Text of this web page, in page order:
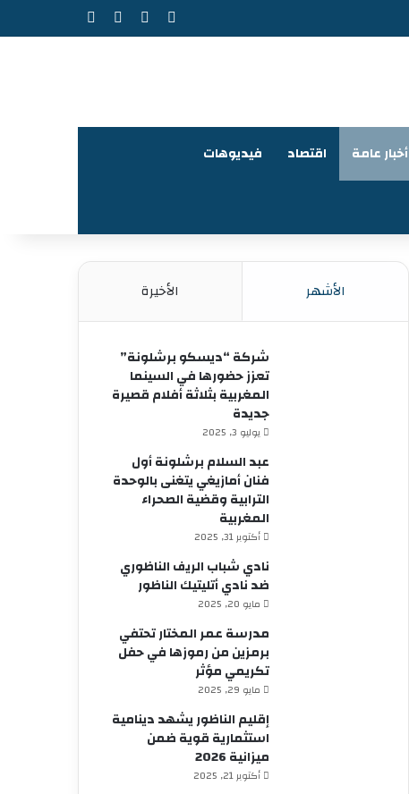
فيسبوك ‫YouTube
أخبار عامة اقتصاد فيديوهات
الأشهر الأخيرة
شركة “ديسكو برشلونة”
تعزز حضورها في السينما
المغربية بثلاثة أفلام قصيرة
جديدة
يوليو 3, 2025
عبد السلام برشلونة أول
فنان أمازيغي يتغنى بالوحدة
الترابية وقضية الصحراء
المغربية
أكتوبر 31, 2025
نادي شباب الريف الناظوري
ضد نادي أتليتيك الناظور
مايو 20, 2025
مدرسة عمر المختار تحتفي
برمزين من رموزها في حفل
تكريمي مؤثر
مايو 29, 2025
إقليم الناظور يشهد دينامية
استثمارية قوية ضمن
ميزانية 2026
أكتوبر 21, 2025